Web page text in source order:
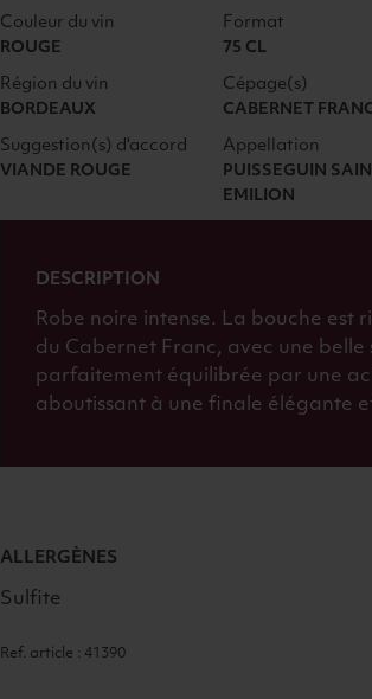
NOÉ
BIO
ROUGE
Couleur du vin
ROUGE
Format
75 CL
Région du vin
BORDEAUX
Cépage(s)
CABERNET
Suggestion(s) d'accord
VIANDE ROUGE
Appellation
PUISSEGUIN
EMILION
DESCRIPTION
Robe noire intense. La bouche est
du Cabernet Franc, avec une
parfaitement équilibrée par une
aboutissant à une finale élégante
ALLERGÈNES
Sulfite
Ref. article : 41390